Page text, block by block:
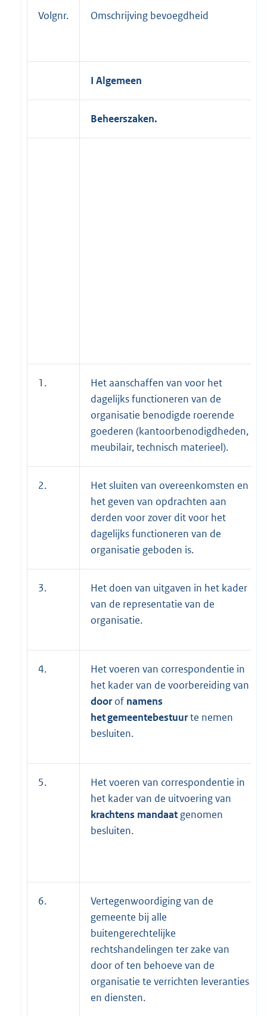
Volgnr. Omschrijving bevoegdheid
I Algemeen
Beheerszaken.
1.
Het aanschaffen van voor het
dagelijks functioneren van de
organisatie benodigde roerende
goederen (kantoorbenodigdheden,
meubilair, technisch materieel).
2.
Het sluiten van overeenkomsten en
het geven van opdrachten aan
derden voor zover dit voor het
dagelijks functioneren van de
organisatie geboden is.
3.
Het doen van uitgaven in het kader
van de representatie van de
organisatie.
4.
Het voeren van correspondentie in
het kader van de voorbereiding van
doorof namens
hetgemeentebestuurte nemen
besluiten.
5.
Het voeren van correspondentie in
het kader van de uitvoering van
krachtens mandaatgenomen
besluiten.
6.
Vertegenwoordiging van de
gemeente bij alle
buitengerechtelijke
rechtshandelingen ter zake van
door of ten behoeve van de
organisatie te verrichten leveranties
en diensten.